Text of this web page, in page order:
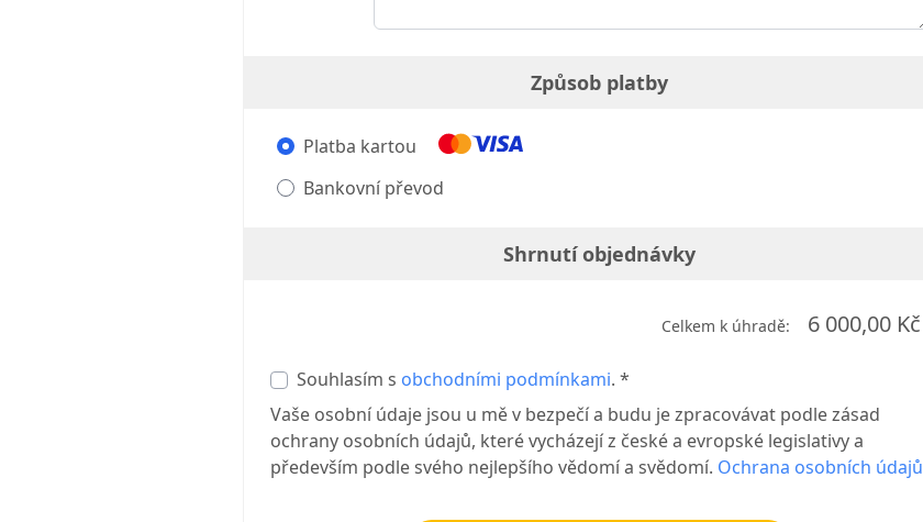
Způsob platby
Platba kartou
Bankovní převod
Shrnutí objednávky
Celkem k úhradě: 6 000,00 Kč
Souhlasím s obchodními podmínkami. *
Vaše osobní údaje jsou u mě v bezpečí a budu je zpracovávat podle zásad
ochrany osobních údajů, které vycházejí z české a evropské legislativy a
především podle svého nejlepšího vědomí a svědomí. Ochrana osobních údajů